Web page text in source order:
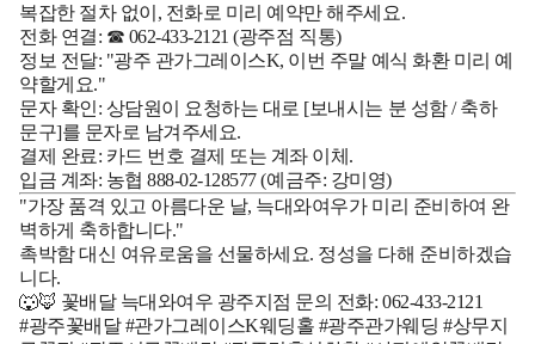
복잡한 절차 없이, 전화로 미리 예약만 해주세요.
전화 연결: ☎ 062-433-2121(광주점 직통)
정보 전달: "광주 관가그레이스K, 이번 주말 예식 화환 미리 예
약할게요."
문자 확인: 상담원이 요청하는 대로 [보내시는 분 성함 / 축하
문구]를 문자로 남겨주세요.
결제 완료: 카드 번호 결제 또는 계좌 이체.
입금 계좌: 농협 888-02-128577 (예금주: 강미영)
"가장 품격 있고 아름다운 날, 늑대와여우가 미리 준비하여 완
벽하게 축하합니다."
촉박함 대신 여유로움을 선물하세요. 정성을 다해 준비하겠습
니다.
🐺🦊 꽃배달 늑대와여우 광주지점 문의 전화: 062-433-2121
#광주꽃배달 #관가그레이스K웨딩홀 #광주관가웨딩 #상무지